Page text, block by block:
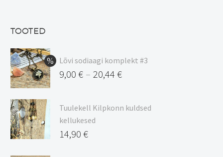
TOOTED
Lõvi sodiaagi komplekt #3
9,00 € – 20,44 €
9,00 €
kuni
20,44 €
Tuulekell Kilpkonn kuldsed
kellukesed
14,90 €